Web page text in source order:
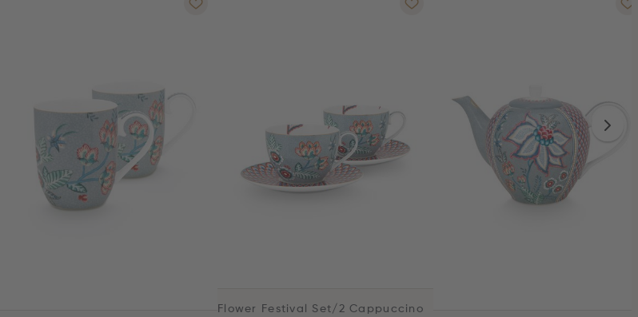
Flower Festival Set/2 Cappuccino